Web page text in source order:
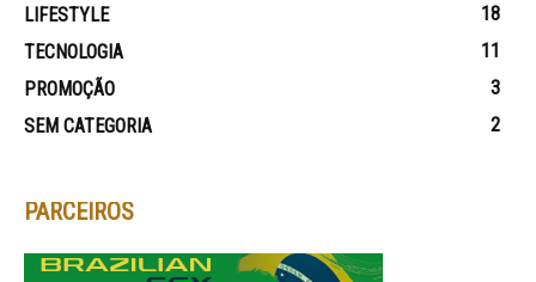
LIFESTYLE
18
TECNOLOGIA
11
PROMOÇÃO
3
SEM CATEGORIA
2
PARCEIROS